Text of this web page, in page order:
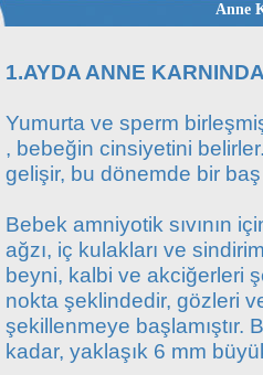
Anne
1.AYDA ANNE
Yumurta ve sperm
, bebeğin cinsiyetini
gelişir, bu dönemde bir
Bebek amniyotik sıvının
ağzı, iç kulakları ve
beyni, kalbi ve akciğerleri
nokta şeklindedir, gözleri
şekillenmeye başlamıştır.
kadar, yaklaşık 6 mm